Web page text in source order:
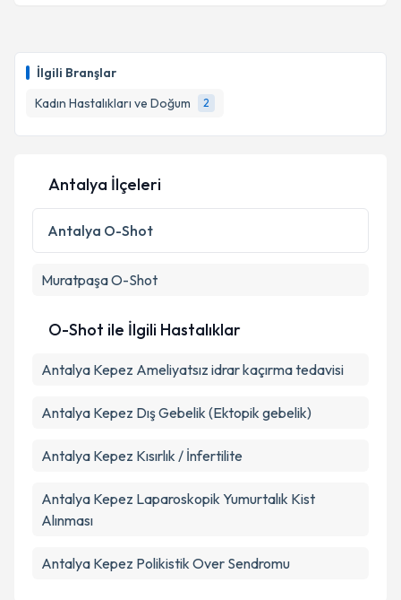
İlgili Branşlar
Kadın Hastalıkları ve Doğum
2
takvim hazırlandığında e-posta ile bilgilendireceğiz.
Kişisel verilerimin işlenmesine ilişkinAydınlatma
Metni 'ni okudum ve kişisel verilerimin belirtilen
kapsamda işlenmesini kabul ediyorum.
Antalya İlçeleri
Antalya O-Shot
MuratpaşaO-Shot
O-Shot ile İlgili Hastalıklar
Antalya Kepez Ameliyatsız idrar kaçırma tedavisi
Antalya Kepez Dış Gebelik (Ektopik gebelik)
Antalya Kepez Kısırlık / İnfertilite
Antalya Kepez Laparoskopik Yumurtalık Kist
Alınması
Antalya Kepez Polikistik Over Sendromu